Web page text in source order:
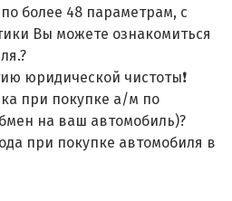
более 48 параметрам, с
Вы можете ознакомиться
юридической чистоты❗
при покупке а/м по
на ваш автомобиль)?
при покупке автомобиля в